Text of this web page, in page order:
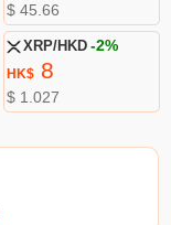
$ 45.66
XRP/HKD -2%
HK$8
$ 1.027